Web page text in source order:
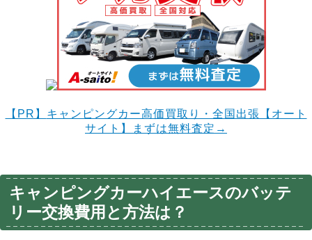
【PR】 キャンピングカー高価買取り・全国出張【オート
サイト】まずは無料査定→
キャンピングカーハイエースのバッテ
リー交換費用と方法は？